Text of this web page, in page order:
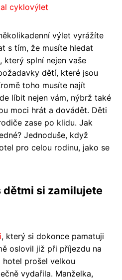
cyklovýlet
výlet vyrážíte
s tím, že musíte hledat
splní nejen vaše
dětí, které jsou
toho musíte najít
líbit nejen vám, nýbrž také
moci hrát a dovádět. Děti
zase po klidu. Jak
Jednoduše, když
pro celou rodinu, jako se
dětmi si zamilujete
, který si dokonce pamatuji
oslovil již při příjezdu na
prošel velkou
vydařila. Manželka,